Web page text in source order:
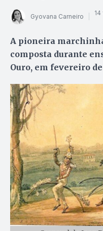
Gyovana Carneiro
A pioneira
composta durante
Ouro, em fevereiro de